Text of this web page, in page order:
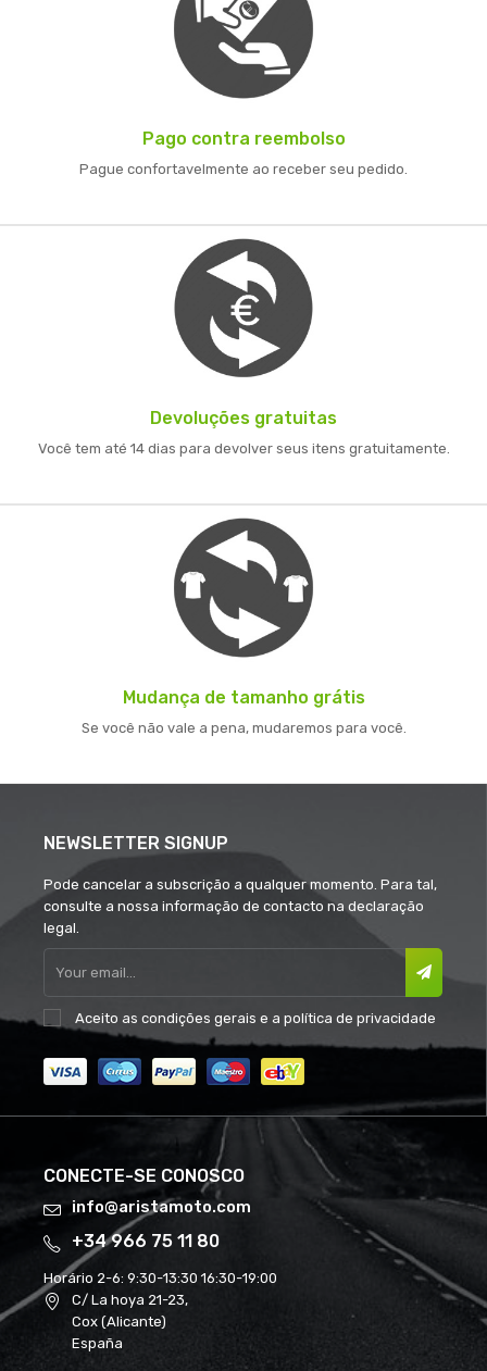
Pago contra reembolso
Pague confortavelmente ao receber seu pedido.
Devoluções gratuitas
Você tem até 14 dias para devolver seus itens gratuitamente.
Mudança de tamanho grátis
Se você não vale a pena, mudaremos para você.
NEWSLETTER SIGNUP
Pode cancelar a subscrição a qualquer momento. Para tal,
consulte a nossa informação de contacto na declaração
legal.
Aceito as condições gerais e a política de privacidade
CONECTE-SE CONOSCO
info@aristamoto.com
+34 966 75 11 80
Horário 2-6: 9:30-13:30 16:30-19:00
C/ La hoya 21-23,
Cox (Alicante)
España